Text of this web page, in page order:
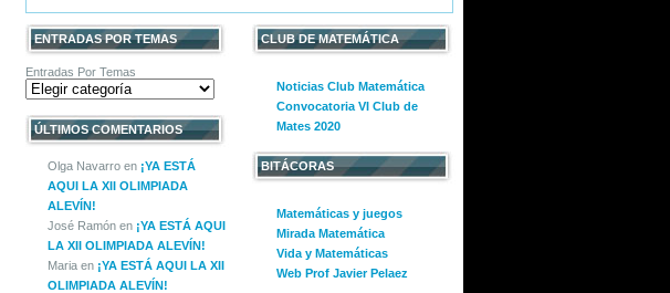
ENTRADAS POR TEMAS
Entradas Por Temas
ÚLTIMOS COMENTARIOS
Olga Navarro en ¡YA ESTÁ
AQUI LA XII OLIMPIADA
ALEVÍN!
José Ramón en ¡YA ESTÁ AQUI
LA XII OLIMPIADA ALEVÍN!
Maria en ¡YA ESTÁ AQUI LA XII
OLIMPIADA ALEVÍN!
CLUB DE MATEMÁTICA
Noticias Club Matemática
Convocatoria VI Club de
Mates 2020
BITÁCORAS
Matemáticas y juegos
Mirada Matemática
Vida y Matemáticas
Web Prof Javier Pelaez